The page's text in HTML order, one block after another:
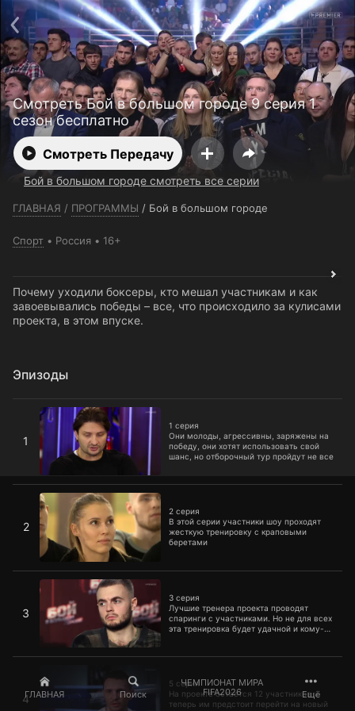
ГЛАВНАЯ Поиск
ЧЕМПИОНАТ МИРА
FIFA2026
Ещё
Смотреть Бой в большом городе 9 серия 1
сезон бесплатно
Смотреть Передачу
Бой в большом городе смотреть все серии
ГЛАВНАЯ / ПРОГРАММЫ / Бой в большом городе
Спорт Россия 16+
Почему уходили боксеры, кто мешал участникам и как
завоевывались победы – все, что происходило за кулисами
проекта, в этом впуске.
Эпизоды
1
1 серия
Они молоды, агрессивны, заряжены на
победу, они хотят использовать свой
шанс, но отборочный тур пройдут не все
1 серия
2
2 серия
В этой серии участники шоу проходят
жесткую тренировку с краповыми
беретами
2 серия
3
3 серия
Лучшие тренера проекта проводят
спаринги с участниками. Но не для всех
эта тренировка будет удачной и кому-то
3 серия
4
5 серия
На проекте остается 12 участников и
теперь им предстоит перейти на новый
Телефон поддержки:+7 (727) 323 10 92
Пользовательское соглашение
Политика конфиденциальности
Открыть приложение
Ввести промокод